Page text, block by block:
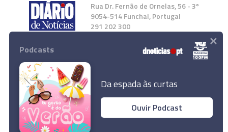
Rua Dr. Fernão de Ornelas, 56 - 3º
9054-514 Funchal, Portugal
291 202 300
Instale a nossa App
© 2024 Empresa Diário de Notícias, Lda.
Todos os direitos reservados.
Podcasts
Da espada às curtas
Ouvir Podcast
×